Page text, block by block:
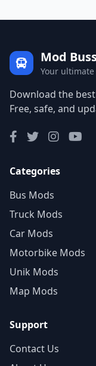
Mod
Your
Download the
Free, safe, and
Categories
Bus Mods
Truck Mods
Car Mods
Motorbike Mods
Unik Mods
Map Mods
Support
Contact Us